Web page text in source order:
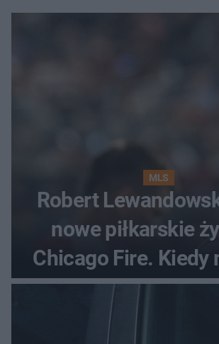
MLS
Robert
nowe piłkarskie
Chicago Fire. Kiedy